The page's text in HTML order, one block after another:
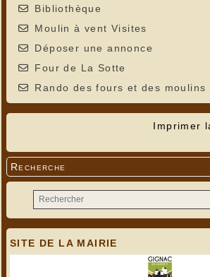
Bibliothèque
Moulin à vent Visites
Déposer une annonce
Four de La Sotte
Rando des fours et des moulins
Imprimer
Recherche
SITE DE LA MAIRIE